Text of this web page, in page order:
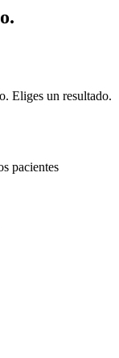
Eliges un resultado.
pacientes